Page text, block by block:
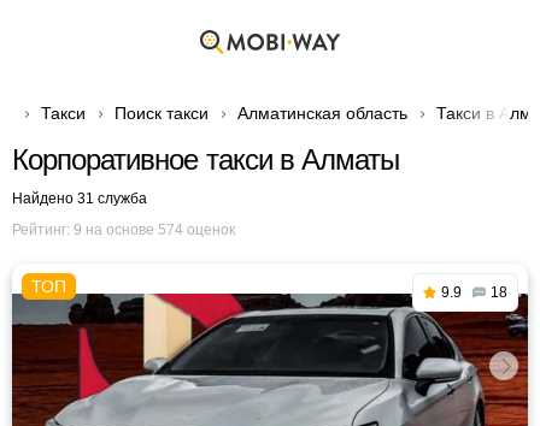
Такси Поиск такси Алматинская область Такси в
Корпоративное такси в Алматы
Найдено 31 служба
Рейтинг: 9 на основе 574 оценок
9.9 18